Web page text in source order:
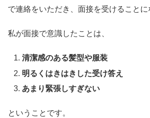
で連絡をいただき、面接を受けることに
私が面接で意識したことは、
清潔感のある髪型や服装
明るくはきはきした受け答え
あまり緊張しすぎない
ということです。